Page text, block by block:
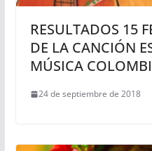
RESULTADOS 15
DE LA CANCIÓN
MÚSICA
24 de septiembre de 2018